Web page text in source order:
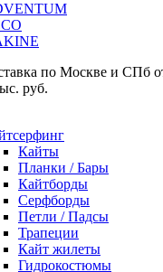
по Москве и СПб
руб.
Кайты
Планки / Бары
Кайтборды
Серфборды
Петли / Падсы
Трапеции
Кайт жилеты
Гидрокостюмы